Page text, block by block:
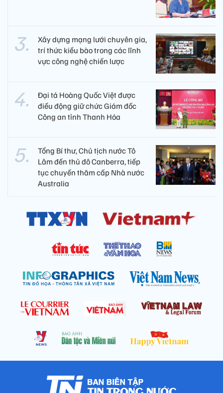
Xây dựng mạng lưới chuyên gia,
trí thức kiều bào trong các lĩnh
vực công nghệ chiến lược
Đại tá Hoàng Quốc Việt được
điều động giữ chức Giám đốc
Công an tỉnh Thanh Hóa
Tổng Bí thư, Chủ tịch nước Tô
Lâm đến thủ đô Canberra, tiếp
tục chuyến thăm cấp Nhà nước
Australia